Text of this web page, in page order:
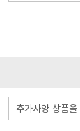
추가사양 상품